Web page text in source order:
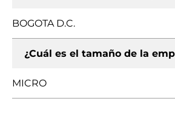
BOGOTA D.C.
¿Cuál es el tamaño de la
MICRO